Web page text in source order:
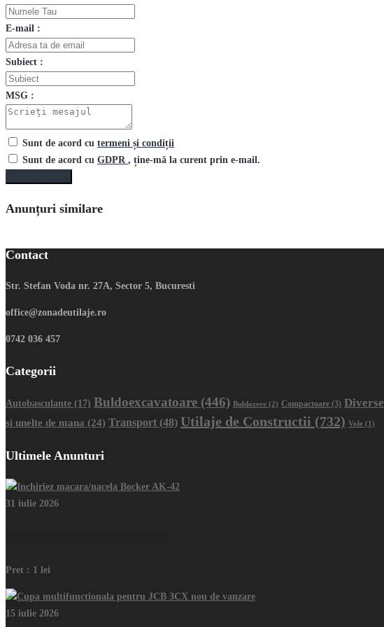
E-mail :
Subiect :
MSG :
Sunt de acord cu termeni și condiții
Sunt de acord cu GDPR , ține-mă la curent prin e-mail.
Anunțuri similare
Contact
Str. Stefan Voda nr. 27A, Sector 5, Bucuresti
office@zonadeutilaje.ro
0742 036 457
Categorii
Autobasculante (17) Buldoexcavatoare (446) Buldozere (2) Compactoare (3) Diverse
si unelte de mana (24) Transport (48) Utilaje de Constructii (732) Vole (1)
Ultimele Anunturi
31 iulie 2026
Pret : 1 lei
15 iulie 2026